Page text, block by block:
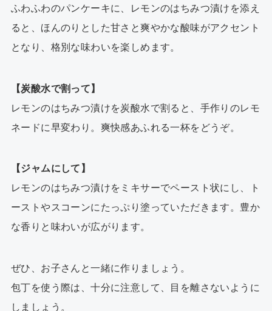
ふわふわのパンケーキに、レモンのはちみつ漬けを添え
ると、ほんのりとした甘さと爽やかな酸味がアクセント
となり、格別な味わいを楽しめます。
【炭酸水で割って】
レモンのはちみつ漬けを炭酸水で割ると、手作りのレモ
ネードに早変わり。爽快感あふれる一杯をどうぞ。
【ジャムにして】
レモンのはちみつ漬けをミキサーでペースト状にし、ト
ーストやスコーンにたっぷり塗っていただきます。豊か
な香りと味わいが広がります。
ぜひ、お子さんと一緒に作りましょう。
包丁を使う際は、十分に注意して、目を離さないように
しましょう。